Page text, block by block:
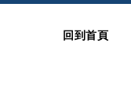
回到首頁